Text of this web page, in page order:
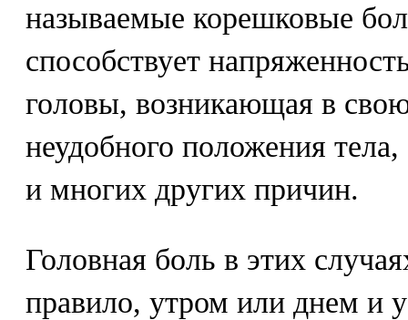
называемые корешковые
способствует
головы, возникающая в
неудобного положения
и многих других причин.
Головная боль в этих
правило, утром или днем и